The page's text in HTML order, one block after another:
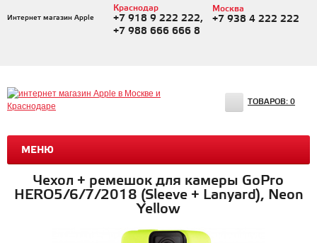
Интернет магазин Apple
Краснодар
+7 918 9 222 222,
+7 988 666 666 8
Москва
+7 938 4 222 222
МЕНЮ
ТОВАРОВ: 0
Чехол + ремешок для камеры GoPro
HERO5/6/7/2018 (Sleeve + Lanyard), Neon
Yellow